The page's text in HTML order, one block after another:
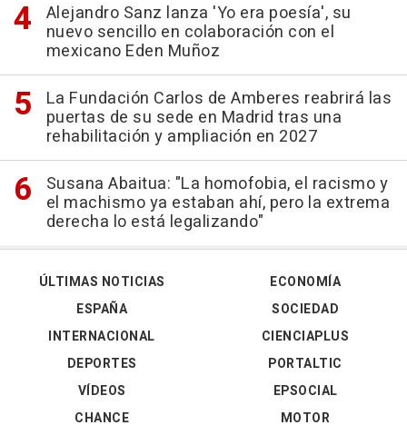
Alejandro Sanz lanza 'Yo era poesía', su
nuevo sencillo en colaboración con el
mexicano Eden Muñoz
La Fundación Carlos de Amberes reabrirá las
puertas de su sede en Madrid tras una
rehabilitación y ampliación en 2027
Susana Abaitua: "La homofobia, el racismo y
el machismo ya estaban ahí, pero la extrema
derecha lo está legalizando"
ÚLTIMAS NOTICIAS
ESPAÑA
INTERNACIONAL
DEPORTES
VÍDEOS
ECONOMÍA
SOCIEDAD
CIENCIAPLUS
PORTALTIC
EPSOCIAL
CHANCE
MOTOR